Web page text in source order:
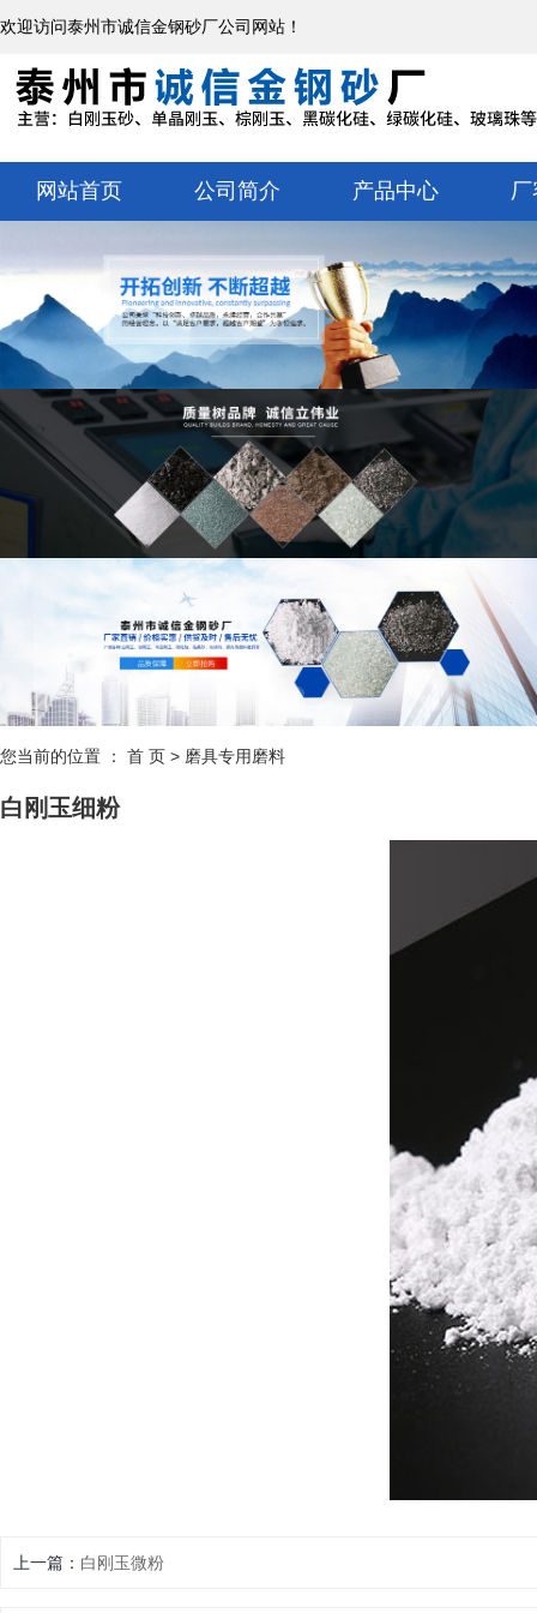
欢迎访问泰州市诚信金钢砂厂公司网站！
网站首页 公司简介 产品中心
您当前的位置 ： 首 页 > 磨具专用磨料
白刚玉细粉
上一篇： 白刚玉微粉